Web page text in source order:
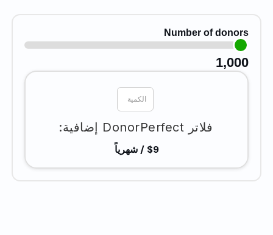
Number of donors
1,000
فلاتر DonorPerfect إضافية:
$9 / شهرياً